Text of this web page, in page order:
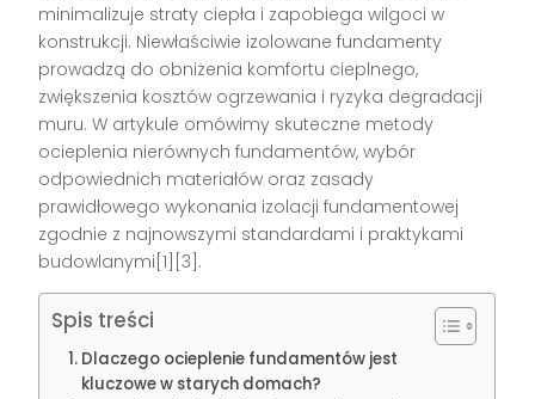
minimalizuje straty ciepła i zapobiega wilgoci w
konstrukcji. Niewłaściwie izolowane fundamenty
prowadzą do obniżenia komfortu cieplnego,
zwiększenia kosztów ogrzewania i ryzyka degradacji
muru. W artykule omówimy skuteczne metody
ocieplenia nierównych fundamentów, wybór
odpowiednich materiałów oraz zasady
prawidłowego wykonania izolacji fundamentowej
zgodnie z najnowszymi standardami i praktykami
budowlanymi[1][3].
Spis treści
Dlaczego ocieplenie fundamentów jest
kluczowe w starych domach?